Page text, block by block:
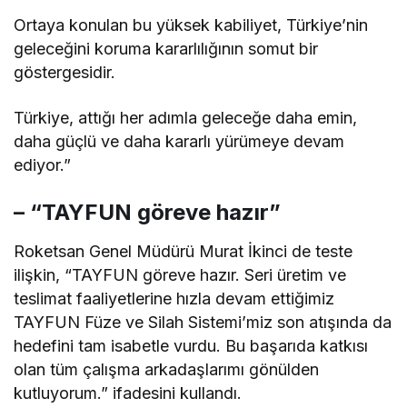
Ortaya konulan bu yüksek kabiliyet, Türkiye’nin
geleceğini koruma kararlılığının somut bir
göstergesidir.
Türkiye, attığı her adımla geleceğe daha emin,
daha güçlü ve daha kararlı yürümeye devam
ediyor.”
– “TAYFUN göreve hazır”
Roketsan Genel Müdürü Murat İkinci de teste
ilişkin, “TAYFUN göreve hazır. Seri üretim ve
teslimat faaliyetlerine hızla devam ettiğimiz
TAYFUN Füze ve Silah Sistemi’miz son atışında da
hedefini tam isabetle vurdu. Bu başarıda katkısı
olan tüm çalışma arkadaşlarımı gönülden
kutluyorum.” ifadesini kullandı.